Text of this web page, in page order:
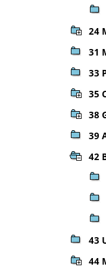
24
31
33
35
38
39
42
43
44